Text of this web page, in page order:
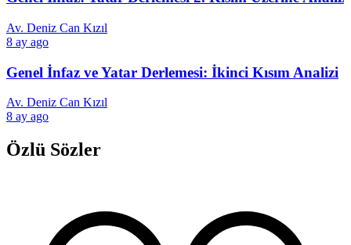
Av. Deniz Can Kızıl
8 ay ago
Genel İnfaz ve Yatar Derlemesi: İkinci Kısım Analizi
Av. Deniz Can Kızıl
8 ay ago
Özlü Sözler